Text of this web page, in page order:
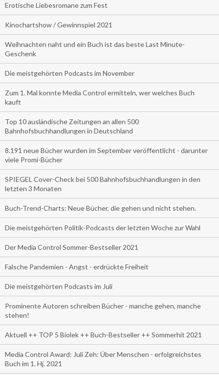
Erotische Liebesromane zum Fest
Kinochartshow / Gewinnspiel 2021
Weihnachten naht und ein Buch ist das beste Last Minute-
Geschenk
Die meistgehörten Podcasts im November
Zum 1. Mal konnte Media Control ermitteln, wer welches Buch
kauft
Top 10 ausländische Zeitungen an allen 500
Bahnhofsbuchhandlungen in Deutschland
8.191 neue Bücher wurden im September veröffentlicht - darunter
viele Promi-Bücher
SPIEGEL Cover-Check bei 500 Bahnhofsbuchhandlungen in den
letzten 3 Monaten
Buch-Trend-Charts: Neue Bücher, die gehen und nicht stehen.
Die meistgehörten Politik-Podcasts der letzten Woche zur Wahl
Der Media Control Sommer-Bestseller 2021
Falsche Pandemien - Angst - erdrückte Freiheit
Die meistgehörten Podcasts im Juli
Prominente Autoren schreiben Bücher - manche gehen, manche
stehen!
Aktuell ++ TOP 5 Biolek ++ Buch-Bestseller ++ Sommerhit 2021
Media Control Award: Juli Zeh: Über Menschen - erfolgreichstes
Buch im 1. Hj. 2021